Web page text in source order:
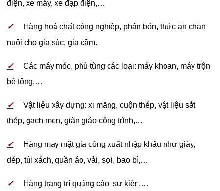
điện, xe máy, xe đạp điện,…
✓
Hàng hoá chất công nghiệp, phân bón, thức ăn chăn
nuôi cho gia súc, gia cầm.
✓
Các máy móc, phù tùng các loại: máy khoan, máy trộn
bê tông,…
✓
Vật liệu xây dựng: xi măng, cuộn thép, vật liệu sắt
thép, gạch men, giàn giáo công trình,…
✓
Hàng may mặt gia công xuất nhập khẩu như giày,
dép, túi xách, quần áo, vải, sợi, bao bì,…
✓ Hàng trang trí quảng cáo, sự kiện,…